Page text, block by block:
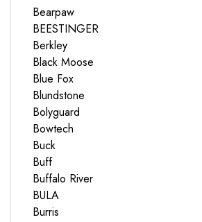
Bearpaw
BEESTINGER
Berkley
Black Moose
Blue Fox
Blundstone
Bolyguard
Bowtech
Buck
Buff
Buffalo River
BULA
Burris